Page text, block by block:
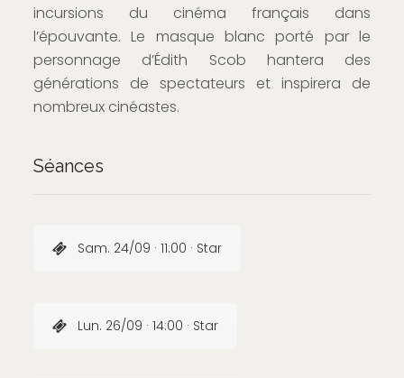
incursions du cinéma français dans
l’épouvante. Le masque blanc porté par le
personnage d’Édith Scob hantera des
générations de spectateurs et inspirera de
nombreux cinéastes.
Séances
Sam. 24/09 · 11:00 · Star
Lun. 26/09 · 14:00 · Star